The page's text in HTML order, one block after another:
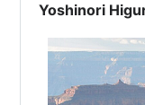
Yoshinori